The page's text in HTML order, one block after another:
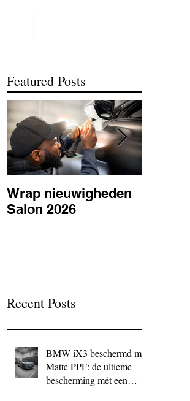
Featured Posts
Wrap nieuwigheden
Salon 2026
Recent Posts
BMW iX3 beschermd met
Matte PPF: de ultieme
bescherming mét een